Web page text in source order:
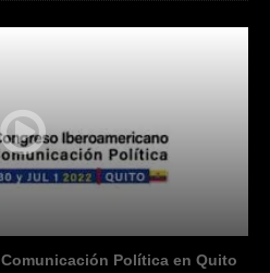
Política en Quito